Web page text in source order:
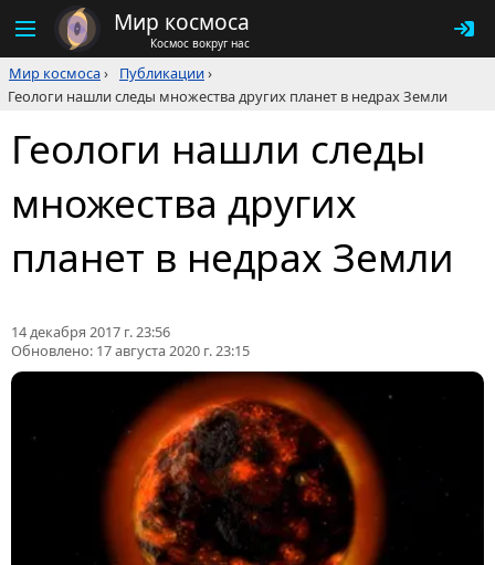
Мир космоса
Космос вокруг нас
Мир космоса› Публикации›
Геологи нашли следы множества других планет в недрах Земли
Геологи нашли следы
множества других
планет в недрах Земли
14 декабря 2017 г. 23:56
Обновлено: 17 августа 2020 г. 23:15